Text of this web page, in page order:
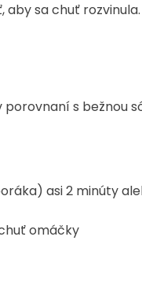
sa chuť rozvinula.
s bežnou
asi 2 minúty
omáčky